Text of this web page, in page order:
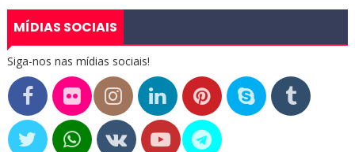
MÍDIAS SOCIAIS
Siga-nos nas mídias sociais!